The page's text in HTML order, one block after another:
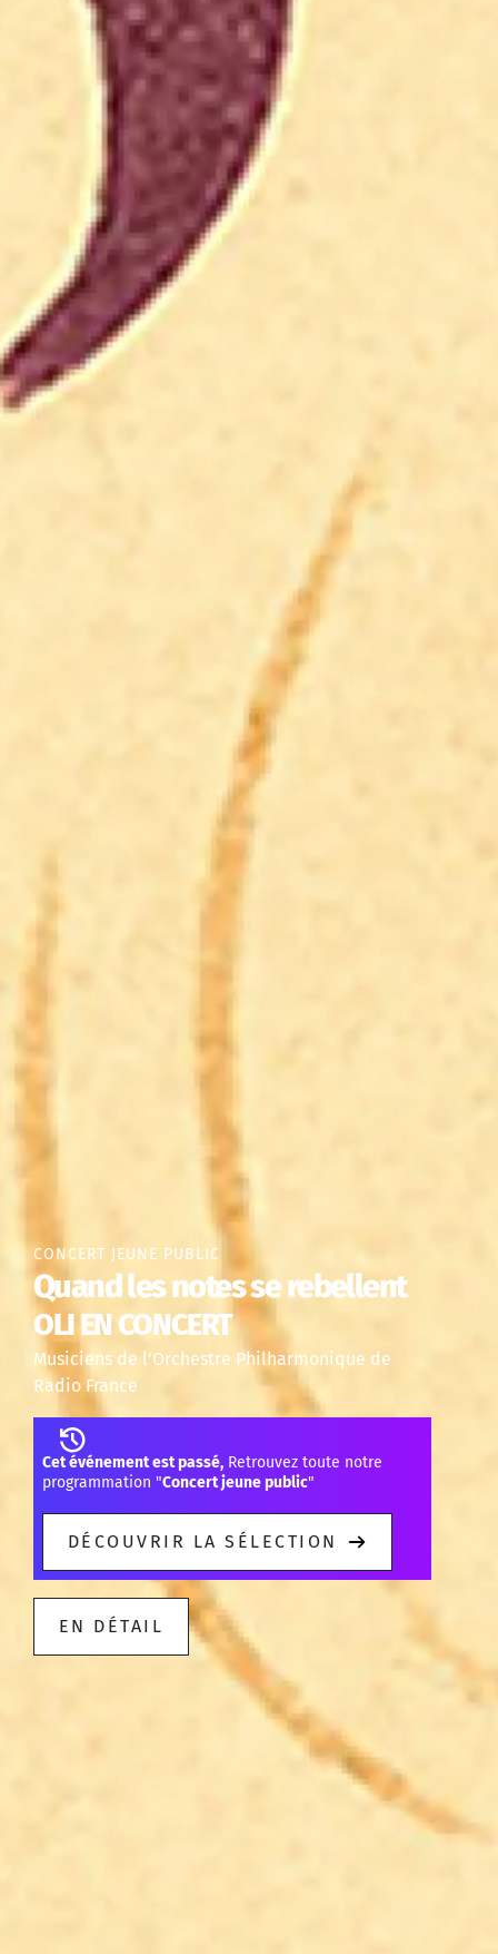
CONCERT JEUNE PUBLIC
Quand les notes se rebellent
OLI EN CONCERT
Musiciens de l'Orchestre Philharmonique de
Radio France
Cet événement est passé, Retrouvez toute notre
programmation "Concert jeune public"
DÉCOUVRIR LA SÉLECTION
EN DÉTAIL